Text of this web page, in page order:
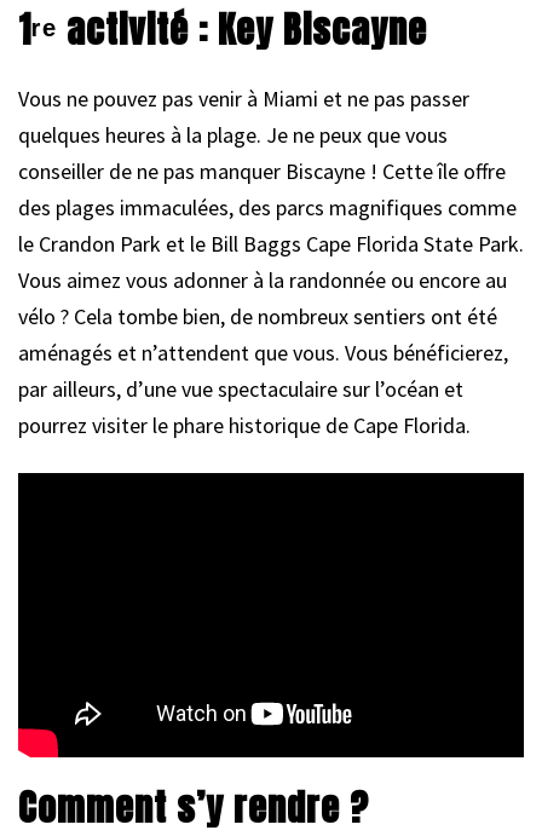
1ʳᵉ activité : Key Biscayne
Vous ne pouvez pas venir à Miami et ne pas passer
quelques heures à la plage. Je ne peux que vous
conseiller de ne pas manquer Biscayne ! Cette île offre
des plages immaculées, des parcs magnifiques comme
le Crandon Park et le Bill Baggs Cape Florida State Park.
Vous aimez vous adonner à la randonnée ou encore au
vélo ? Cela tombe bien, de nombreux sentiers ont été
aménagés et n’attendent que vous. Vous bénéficierez,
par ailleurs, d’une vue spectaculaire sur l’océan et
pourrez visiter le phare historique de Cape Florida.
Comment s’y rendre ?